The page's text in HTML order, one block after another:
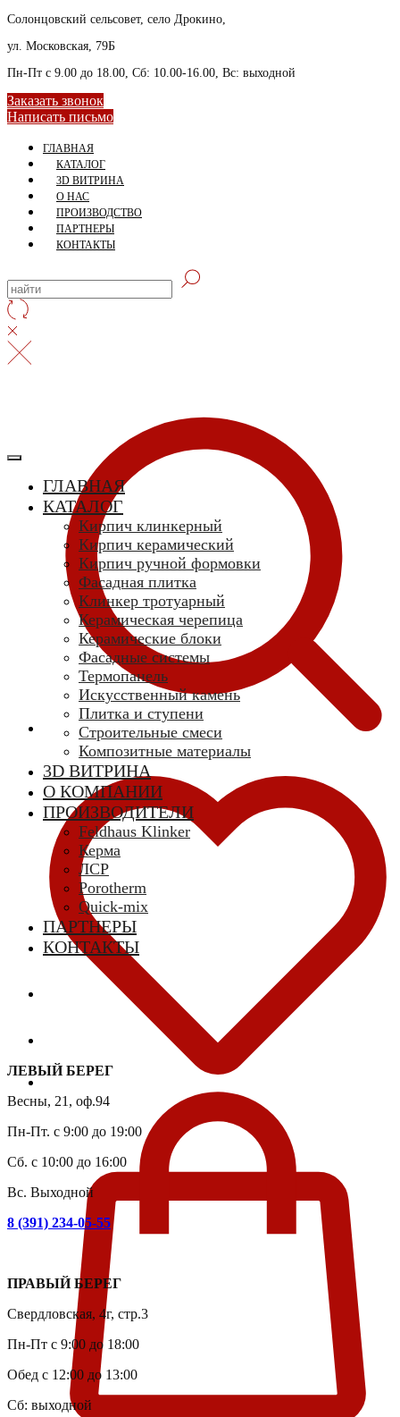
Солонцовский сельсовет, село Дрокино,
ул. Московская, 79Б
Пн-Пт с 9.00 до 18.00, Сб: 10.00-16.00, Вс: выходной
Заказать звонок
Написать письмо
ГЛАВНАЯ
КАТАЛОГ
3D ВИТРИНА
О НАС
ПРОИЗВОДСТВО
ПАРТНЕРЫ
КОНТАКТЫ
ГЛАВНАЯ
КАТАЛОГ
Кирпич клинкерный
Кирпич керамический
Кирпич ручной формовки
Фасадная плитка
Клинкер тротуарный
Керамическая черепица
Керамические блоки
Фасадные системы
Термопанель
Искусственный камень
Плитка и ступени
Строительные смеси
Композитные материалы
3D ВИТРИНА
О КОМПАНИИ
ПРОИЗВОДИТЕЛИ
Feldhaus Klinker
Керма
ЛСР
Porotherm
Quick-mix
ПАРТНЕРЫ
КОНТАКТЫ
ЛЕВЫЙ БЕРЕГ
Весны, 21, оф.94
Пн-Пт. с 9:00 до 19:00
Сб. с 10:00 до 16:00
Вс. Выходной
8 (391) 234-05-55
ПРАВЫЙ БЕРЕГ
Свердловская, 4г, стр.3
Пн-Пт с 9:00 до 18:00
Обед с 12:00 до 13:00
Сб: выходной